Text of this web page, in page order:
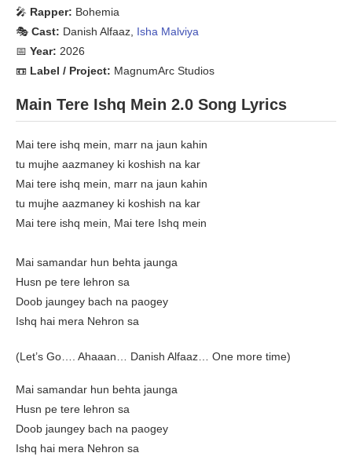
🎤 Rapper: Bohemia
🎭 Cast: Danish Alfaaz, Isha Malviya
📅 Year: 2026
📼 Label / Project: MagnumArc Studios
Main Tere Ishq Mein 2.0 Song Lyrics
Mai tere ishq mein, marr na jaun kahin
tu mujhe aazmaney ki koshish na kar
Mai tere ishq mein, marr na jaun kahin
tu mujhe aazmaney ki koshish na kar
Mai tere ishq mein, Mai tere Ishq mein
Mai samandar hun behta jaunga
Husn pe tere lehron sa
Doob jaungey bach na paogey
Ishq hai mera Nehron sa
(Let’s Go…. Ahaaan… Danish Alfaaz… One more time)
Mai samandar hun behta jaunga
Husn pe tere lehron sa
Doob jaungey bach na paogey
Ishq hai mera Nehron sa